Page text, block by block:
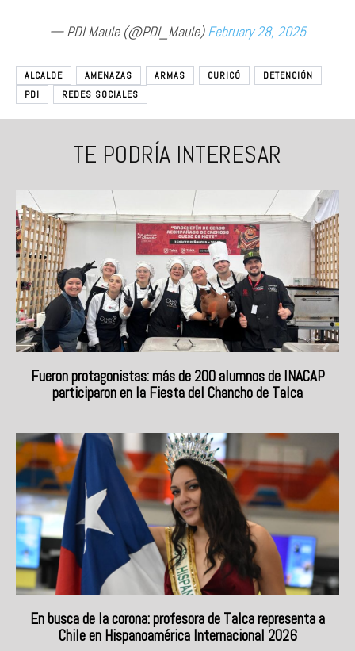
— PDI Maule (@PDI_Maule)February 28, 2025
ALCALDE AMENAZAS ARMAS CURICÓ
DETENCIÓN
PDI
REDES SOCIALES
TE PODRÍA INTERESAR
Fueron protagonistas: más de 200 alumnos de INACAP
participaron en la Fiesta del Chancho de Talca
En busca de la corona: profesora de Talca representa a
Chile en Hispanoamérica Internacional 2026